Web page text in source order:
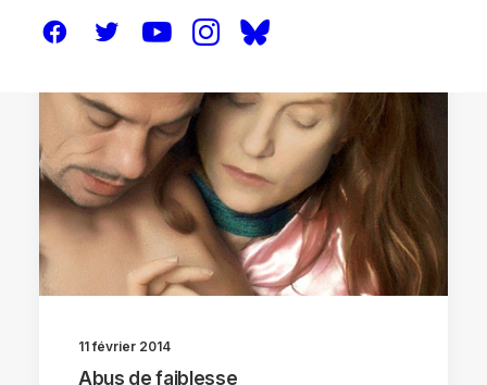
11 février 2014
Abus de faiblesse